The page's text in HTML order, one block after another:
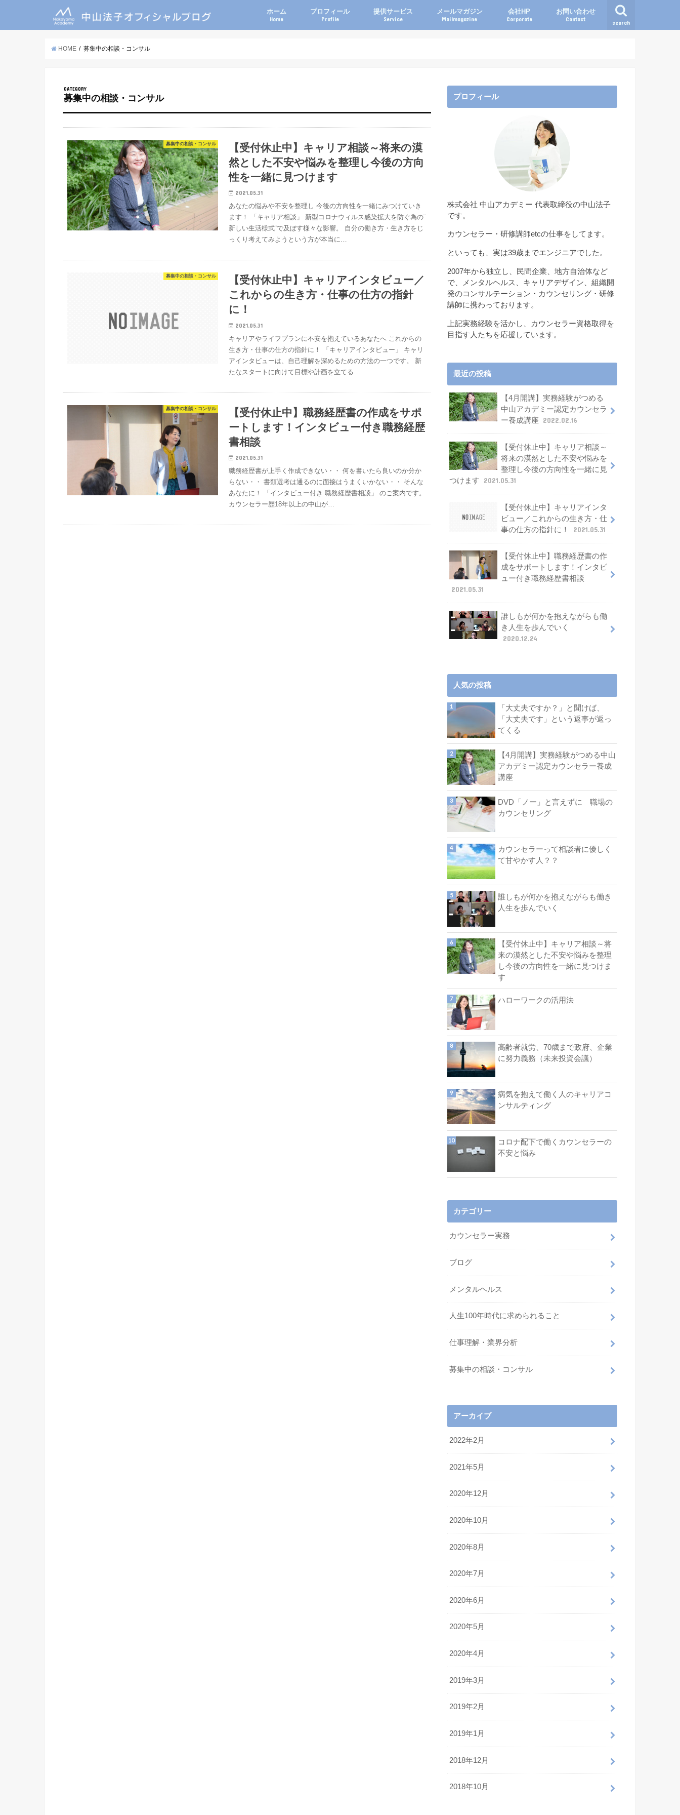
search
ホーム
Home
プロフィール
Profile
提供サービス
Service
メールマガジン
Mailmagazine
会社HP
Corporate
お問い合わせ
Contact
HOME 募集中の相談・コンサル
CATEGORY
募集中の相談・コンサル
募集中の相談・コンサル
【受付休止中】キャリア相談～将来の漠
然とした不安や悩みを整理し今後の方向
性を一緒に見つけます
2021.05.31
あなたの悩みや不安を整理し 今後の方向性を一緒にみつけていき
ます！ 「キャリア相談」 新型コロナウィルス感染拡大を防ぐ為の¨
新しい生活様式¨で及ぼす様々な影響。 自分の働き方・生き方をじ
っくり考えてみようという方が本当に…
募集中の相談・コンサル
【受付休止中】キャリアインタビュー／
これからの生き方・仕事の仕方の指針
に！
2021.05.31
キャリアやライフプランに不安を抱えているあなたへ これからの
生き方・仕事の仕方の指針に！ 「キャリアインタビュー」 キャリ
アインタビューは、自己理解を深めるための方法の一つです。 新
たなスタートに向けて目標や計画を立てる…
募集中の相談・コンサル
【受付休止中】職務経歴書の作成をサポ
ートします！インタビュー付き職務経歴
書相談
2021.05.31
職務経歴書が上手く作成できない・・ 何を書いたら良いのか分か
らない・・ 書類選考は通るのに面接はうまくいかない・・ そんな
あなたに！ 「インタビュー付き 職務経歴書相談」 のご案内です。
カウンセラー歴18年以上の中山が…
プロフィール
株式会社 中山アカデミー 代表取締役の中山法子
です。
カウンセラー・研修講師etcの仕事をしてます。
といっても、実は39歳までエンジニアでした。
2007年から独立し、民間企業、地方自治体など
で、メンタルヘルス、キャリアデザイン、組織開
発のコンサルテーション・カウンセリング・研修
講師に携わっております。
上記実務経験を活かし、カウンセラー資格取得を
目指す人たちを応援しています。
最近の投稿
【4月開講】実務経験がつめる
中山アカデミー認定カウンセラ
ー養成講座
2022.02.16
【受付休止中】キャリア相談～
将来の漠然とした不安や悩みを
整理し今後の方向性を一緒に見
つけます
2021.05.31
【受付休止中】キャリアインタ
ビュー／これからの生き方・仕
事の仕方の指針に！
2021.05.31
【受付休止中】職務経歴書の作
成をサポートします！インタビ
ュー付き職務経歴書相談
2021.05.31
誰しもが何かを抱えながらも働
き人生を歩んでいく
2020.12.24
人気の投稿
「大丈夫ですか？」と聞けば、
「大丈夫です」という返事が返っ
てくる
【4月開講】実務経験がつめる中山
アカデミー認定カウンセラー養成
講座
DVD「ノー」と言えずに 職場の
カウンセリング
カウンセラーって相談者に優しく
て甘やかす人？？
誰しもが何かを抱えながらも働き
人生を歩んでいく
【受付休止中】キャリア相談～将
来の漠然とした不安や悩みを整理
し今後の方向性を一緒に見つけま
す
ハローワークの活用法
高齢者就労、70歳まで政府、企業
に努力義務（未来投資会議）
病気を抱えて働く人のキャリアコ
ンサルティング
コロナ配下で働くカウンセラーの
不安と悩み
カテゴリー
カウンセラー実務
ブログ
メンタルヘルス
人生100年時代に求められること
仕事理解・業界分析
募集中の相談・コンサル
アーカイブ
2022年2月
2021年5月
2020年12月
2020年10月
2020年8月
2020年7月
2020年6月
2020年5月
2020年4月
2019年3月
2019年2月
2019年1月
2018年12月
2018年10月